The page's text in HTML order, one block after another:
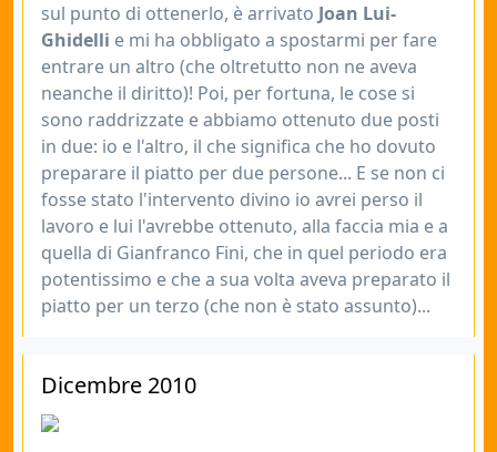
sul punto di ottenerlo, è arrivato Joan Lui-
Ghidelli e mi ha obbligato a spostarmi per fare
entrare un altro (che oltretutto non ne aveva
neanche il diritto)! Poi, per fortuna, le cose si
sono raddrizzate e abbiamo ottenuto due posti
in due: io e l'altro, il che significa che ho dovuto
preparare il piatto per due persone... E se non ci
fosse stato l'intervento divino io avrei perso il
lavoro e lui l'avrebbe ottenuto, alla faccia mia e a
quella di Gianfranco Fini, che in quel periodo era
potentissimo e che a sua volta aveva preparato il
piatto per un terzo (che non è stato assunto)...
Dicembre 2010